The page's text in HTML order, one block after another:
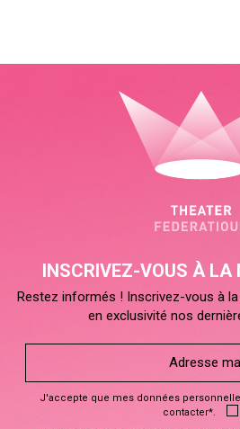
INSCRIVEZ-VOUS À LA
Restez informés ! Inscrivez-vous à
en exclusivité nos
J'accepte que mes données
contacter*.